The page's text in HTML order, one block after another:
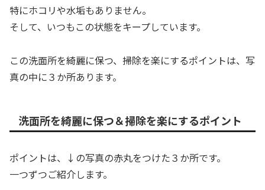
特にホコリや水垢もありません。
そして、いつもこの状態をキープしています。
この洗面所を綺麗に保つ、掃除を楽にするポイントは、写
真の中に３か所あります。
洗面所を綺麗に保つ＆掃除を楽にするポイント
ポイントは、↓の写真の赤丸をつけた３か所です。
一つずつご紹介します。